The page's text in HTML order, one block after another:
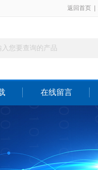
返回首页
在线留言